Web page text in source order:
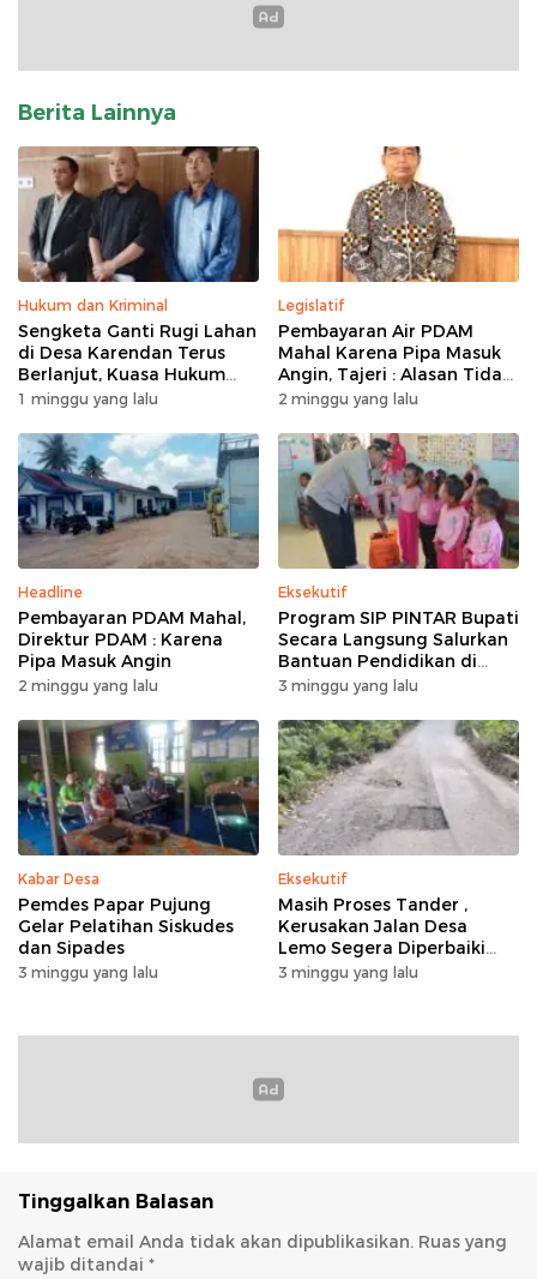
Berita Lainnya
Hukum dan Kriminal
Sengketa Ganti Rugi Lahan
di Desa Karendan Terus
Berlanjut, Kuasa Hukum
Ajukan Kasasi
1 minggu yang lalu
Legislatif
Pembayaran Air PDAM
Mahal Karena Pipa Masuk
Angin, Tajeri : Alasan Tidak
Masuk Akal
2 minggu yang lalu
Headline
Pembayaran PDAM Mahal,
Direktur PDAM : Karena
Pipa Masuk Angin
2 minggu yang lalu
Eksekutif
Program SIP PINTAR Bupati
Secara Langsung Salurkan
Bantuan Pendidikan di
Desa Mampuak ll
3 minggu yang lalu
Kabar Desa
Pemdes Papar Pujung
Gelar Pelatihan Siskudes
dan Sipades
3 minggu yang lalu
Eksekutif
Masih Proses Tander ,
Kerusakan Jalan Desa
Lemo Segera Diperbaiki
Tahun Ini
3 minggu yang lalu
Tinggalkan Balasan
Alamat email Anda tidak akan dipublikasikan. Ruas yang
wajib ditandai *